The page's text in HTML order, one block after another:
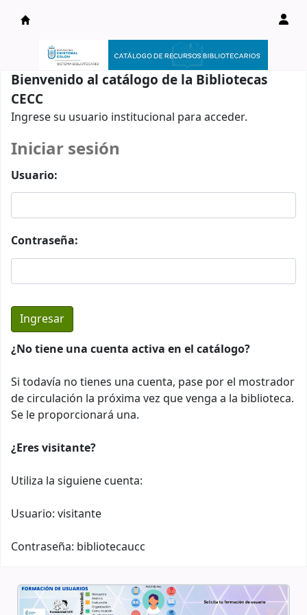
Catálogo en línea
Bienvenido al catálogo de la Bibliotecas
CECC
Ingrese su usuario institucional para acceder.
Iniciar sesión
Usuario:
Contraseña:
¿No tiene una cuenta activa en el catálogo?
Si todavía no tienes una cuenta, pase por el mostrador
de circulación la próxima vez que venga a la biblioteca.
Se le proporcionará una.
¿Eres visitante?
Utiliza la siguiene cuenta:
Usuario: visitante
Contraseña: bibliotecaucc